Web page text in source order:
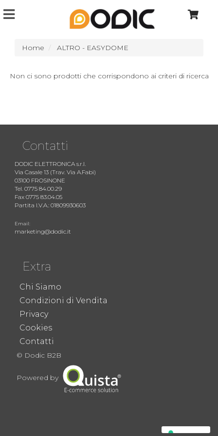
Home ALTRO - EASYDOME
Non ci sono prodotti che corrispondono ai criteri di ricerca
Contatti
DODIC ELETTRONICA s.r.l.
Via Casale 13 (Trav. Via A.Fabi)
03100 FROSINONE
Tel. 0775 84.00.29
Fax 0775 83.04.05
Partita I.V.A.: 01809930603
Email:
marketing@dodic.it
Extra
Chi Siamo
Condizioni di Vendita
Privacy
Cookies
Contatti
© Dodic B2B
Powered by